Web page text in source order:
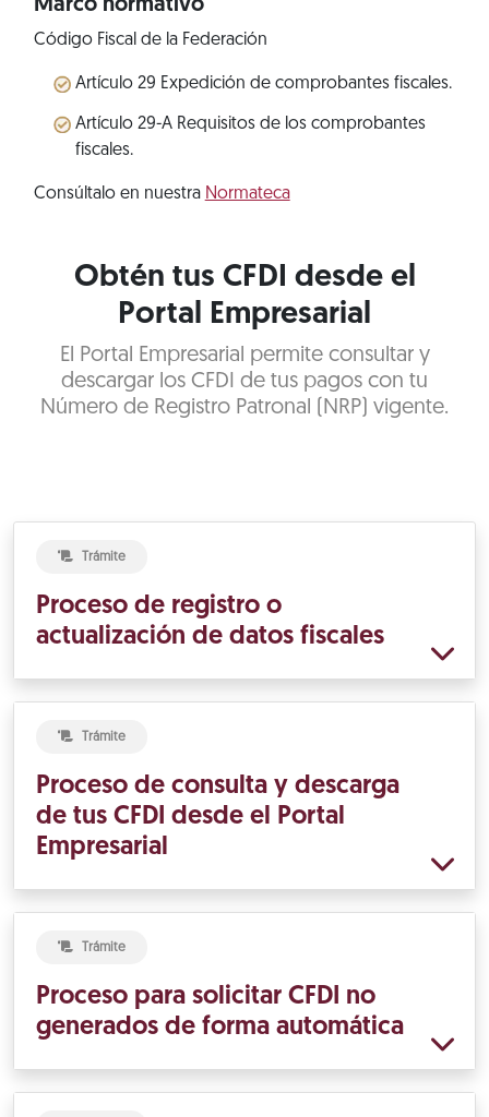
Marco normativo
Código Fiscal de la Federación
Artículo 29 Expedición de comprobantes fiscales.
Artículo 29-A Requisitos de los comprobantes
fiscales.
Consúltalo en nuestra Normateca
Obtén tus CFDI desde el
Portal Empresarial
El Portal Empresarial permite consultar y
descargar los CFDI de tus pagos con tu
Número de Registro Patronal (NRP) vigente.
Trámite
Proceso de registro o
actualización de datos fiscales
Trámite
Proceso de consulta y descarga
de tus CFDI desde el Portal
Empresarial
Trámite
Proceso para solicitar CFDI no
generados de forma automática